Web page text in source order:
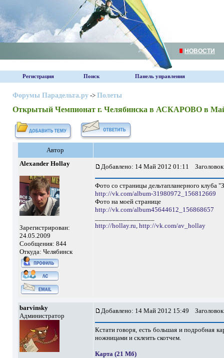
НОВОСТИ
Регистрация Поиск Панель управления
Форумы Парадельта.ру-> Полеты
Открытый Чемпионат г. Челябинска в АСКАРОВО в
Автор
Alexander Hollay
Зарегистрирован:
24.05.2009
Сообщения: 844
Откуда: Челябинск
Добавлено: 14 Май 2012 01:11
Фото со страницы дельтапланерного клуба
http://vk.com/album-31980972_156812669
Фото на моей странице
http://vk.com/album45644612_156868657
http://hollay.ru, http://vk.com/av_hollay
barvinsky
Администратор
Добавлено: 14 Май 2012 15:49
Кстати говоря, есть большая и подробная
ножницами и склеить скотчем.
Карта (21 Мб)